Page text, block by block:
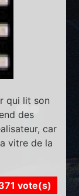
qui lit son
des
car
vitre de la
vote(s)